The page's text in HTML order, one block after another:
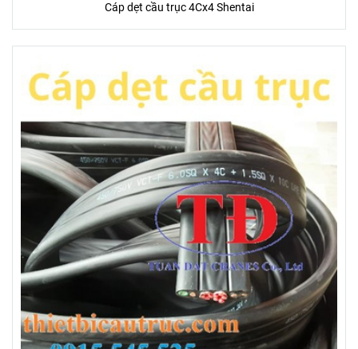
Cáp dẹt cầu trục 4Cx4 Shentai